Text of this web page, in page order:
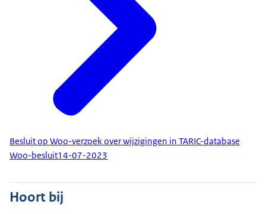
Besluit op Woo-verzoek over wijzigingen in TARIC-database
Woo-besluit14-07-2023
Hoort bij